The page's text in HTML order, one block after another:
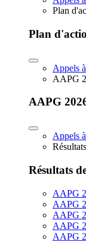
Plan
Plan
Appels
AAPG
AAPG
Appels
Résultats
AAPG
AAPG
AAPG
AAPG
AAPG